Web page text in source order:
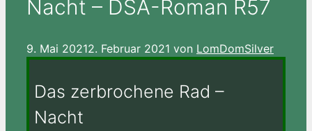
Nacht – DSA-Roman R57
9. Mai 20212. Februar 2021 von LomDomSilver
Das zerbrochene Rad –
Nacht